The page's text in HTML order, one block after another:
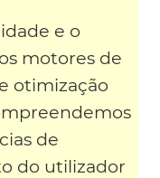
e o
motores de
otimização
de
do utilizador